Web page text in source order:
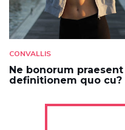
CONVALLIS
Ne bonorum
definitionem quo cu?